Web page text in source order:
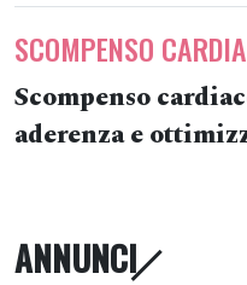
SCOMPENSO
Scompenso
aderenza e
ANNUNCI